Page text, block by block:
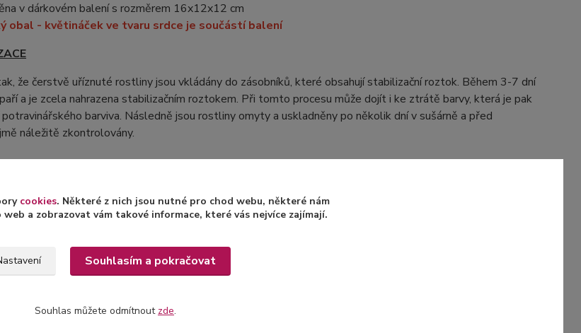
v dárkovém balení s rozměrem 16x12x12 cm
obal - květináček ve tvaru srdce je součástí balení
že čerstvě uříznuté rostliny jsou vkládány do zásobníků, které obsahují stabilizační roztok. Během 3-7 dní
a je zcela nahrazena stabilizačním roztokem. Při tomto procesu může dojít i ke ztrátě barvy, která je pak
potravinářského barviva. Následně jsou rostliny omyty a uskladněny po několik dní v sušárně a před
náležitě zkontrolovány.
cookies. Některé z nich jsou nutné pro chod webu, některé nám
a zobrazovat vám takové informace, které vás nejvíce zajímají.
Souhlasím a pokračovat
Souhlas můžete odmítnout zde.